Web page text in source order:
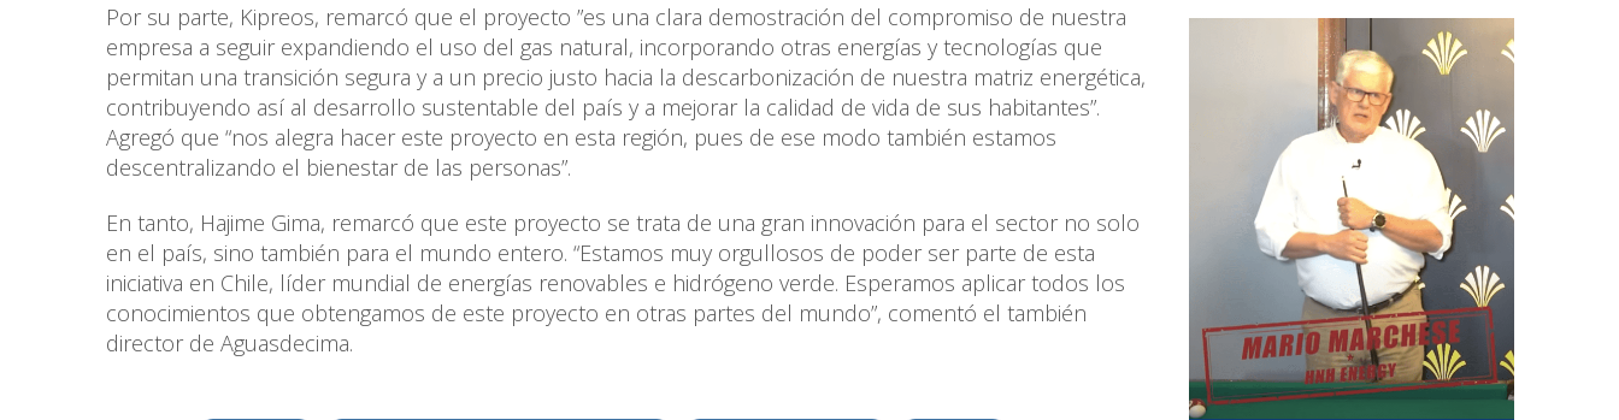
Por su parte, Kipreos, remarcó que el proyecto ”es una clara demostración del compromiso de nuestra
empresa a seguir expandiendo el uso del gas natural, incorporando otras energías y tecnologías que
permitan una transición segura y a un precio justo hacia la descarbonización de nuestra matriz energética,
contribuyendo así al desarrollo sustentable del país y a mejorar la calidad de vida de sus habitantes”.
Agregó que “nos alegra hacer este proyecto en esta región, pues de ese modo también estamos
descentralizando el bienestar de las personas”.
En tanto, Hajime Gima, remarcó que este proyecto se trata de una gran innovación para el sector no solo
en el país, sino también para el mundo entero. “Estamos muy orgullosos de poder ser parte de esta
iniciativa en Chile, líder mundial de energías renovables e hidrógeno verde. Esperamos aplicar todos los
conocimientos que obtengamos de este proyecto en otras partes del mundo”, comentó el también
director de Aguasdecima.